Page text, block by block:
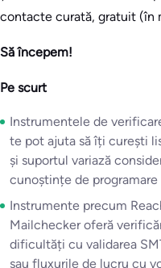
contacte curată, gratuit (în
Să începem!
Pe scurt
Instrumentele de
te pot ajuta să îți curești
și suportul variază
cunoștințe de
Instrumente precum
Mailchecker oferă
dificultăți cu validarea
sau fluxurile de lucru cu